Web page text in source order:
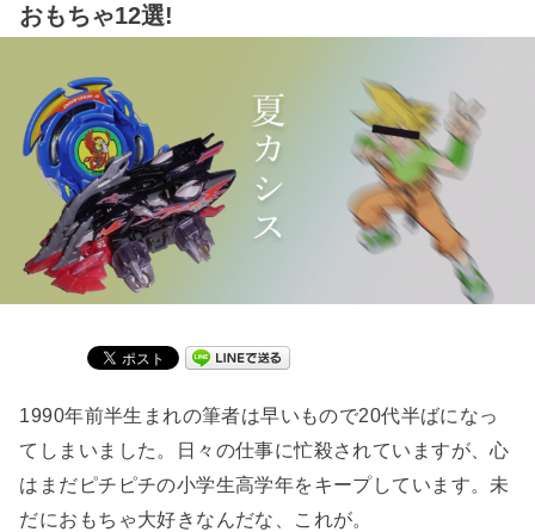
おもちゃ12選!
1990年前半生まれの筆者は早いもので20代半ばになっ
てしまいました。日々の仕事に忙殺されていますが、心
はまだピチピチの小学生高学年をキープしています。未
だにおもちゃ大好きなんだな、これが。